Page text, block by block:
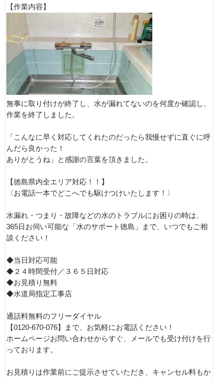
【作業内容】
無事に取り付けが終了し、水が漏れてないのを何度か確認し、
作業を終了しました。
「こんなに早く対応してくれたのだったら我慢せずに直ぐに呼
んだら良かった！
ありがとうね」と感謝の言葉を頂きました。
【徳島県内全エリア対応！！】
〈お電話一本でどこへでも駆けつけいたします！〉
水漏れ・つまり・故障などの水のトラブルにお困りの時は、
365日お伺い可能な「水のサポート徳島」まで、いつでもご相
談ください！
◆当日対応可能
◆２４時間受付／３６５日対応
◆お見積り無料
◆水道局指定工事店
通話料無料のフリーダイヤル
【0120-670-076】まで、お気軽にお電話ください！
ホームページお問い合わせからすぐ、メールでも受け付けを行
っております。
お見積りは作業前にご提示させていただき、キャンセル料もか